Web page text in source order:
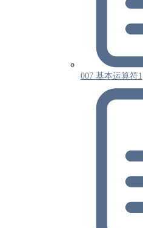
007 基本运算符1